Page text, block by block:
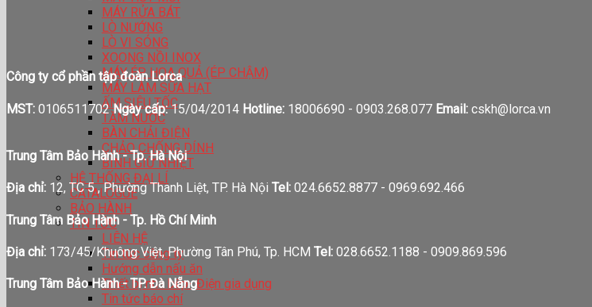
MÁY RỬA BÁT
LÒ NƯỚNG
LÒ VI SÓNG
XOONG NỒI INOX
MÁY ÉP HOA QUẢ (ÉP CHẬM)
MÁY LÀM SỮA HẠT
ẤM SIÊU TỐC
TĂM NƯỚC
BÀN CHẢI ĐIỆN
CHẢO CHỐNG DÍNH
BÌNH GIỮ NHIỆT
HỆ THỐNG ĐẠI LÍ
CATALOGUE
BẢO HÀNH
TIN TỨC
LIÊN HỆ
Tin tức công ty
Hướng dẫn nấu ăn
Thiết bị nhà bếp- Điện gia dụng
Tin tức báo chí
Công ty cổ phần tập đoàn Lorca
MST: 0106511702Ngày cấp:15/04/2014 Hotline: 18006690 - 0903.268.077 Email: cskh@lorca.vn
Trung Tâm Bảo Hành - Tp. Hà Nội
Địa chỉ: 12, TC 5 , Phường Thanh Liệt, TP. Hà Nội Tel: 024.6652.8877 - 0969.692.466
Trung Tâm Bảo Hành - Tp. Hồ Chí Minh
Địa chỉ: 173/45/Khuông Việt, Phường Tân Phú, Tp. HCM Tel: 028.6652.1188 - 0909.869.596
Trung Tâm Bảo Hành - TP. Đà Nẵng